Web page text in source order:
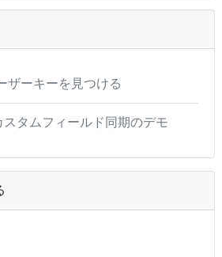
ーキーを見つける
タムフィールド同期のデモ